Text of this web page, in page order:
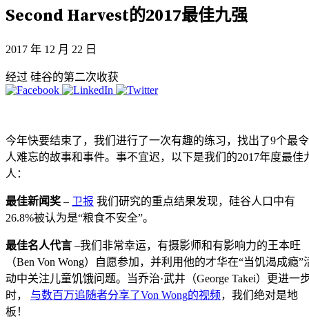
Second Harvest的2017最佳九强
2017 年 12 月 22 日
经过 硅谷的第二次收获
今年快要结束了，我们进行了一次有趣的练习，找出了9个最令
人难忘的故事和事件。事不宜迟，以下是我们的2017年度最佳
人：
最佳新闻奖 – 卫报 我们研究的重点结果发现，硅谷人口中有
26.8%被认为是“粮食不安全”。
最佳名人代言 –我们非常幸运，有摄影师和有影响力的王本旺
（Ben Von Wong）自愿参加，并利用他的才华在“当饥渴成瘾”
动中关注儿童饥饿问题。当乔治·武井（George Takei）更进一
时， 与数百万追随者分享了Von Wong的视频，我们绝对是地
板！